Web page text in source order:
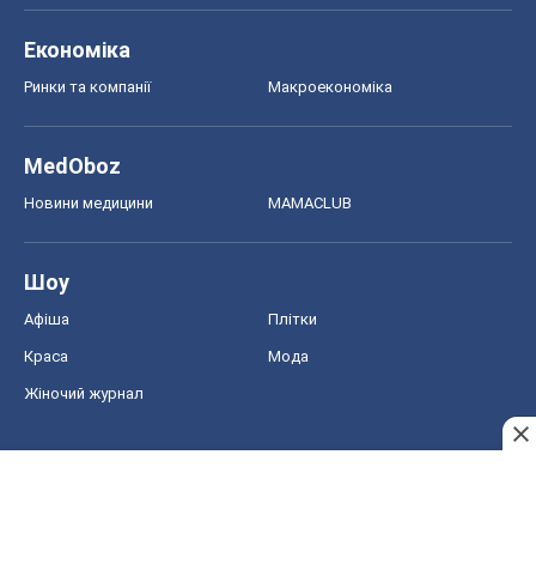
Економіка
Ринки та компанії Макроекономіка
MedOboz
Новини медицини MAMACLUB
Шоу
Афіша Плітки
Краса Мода
Жіночий журнал